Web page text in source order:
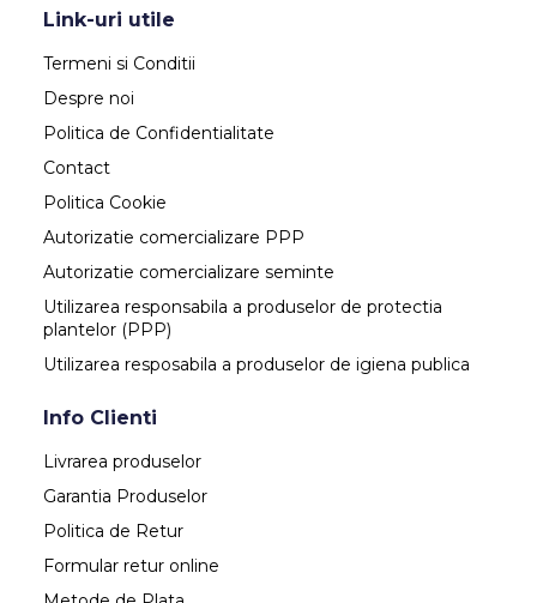
Link-uri utile
Termeni si Conditii
Despre noi
Politica de Confidentialitate
Contact
Politica Cookie
Autorizatie comercializare PPP
Autorizatie comercializare seminte
Utilizarea responsabila a produselor de protectia
plantelor (PPP)
Utilizarea resposabila a produselor de igiena publica
Info Clienti
Livrarea produselor
Garantia Produselor
Politica de Retur
Formular retur online